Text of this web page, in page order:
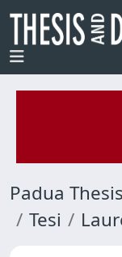
Padua
Tesi